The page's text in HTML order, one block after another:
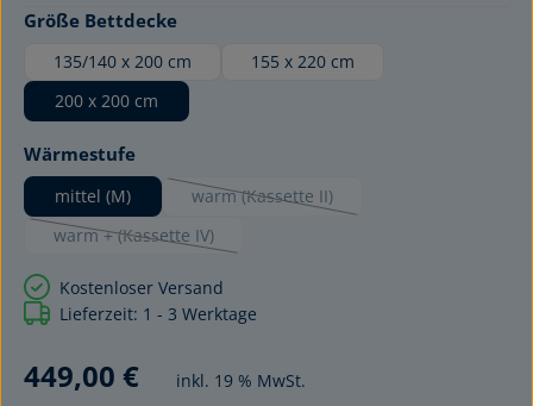
Größe Bettdeckeauswählen
135/140 x 200 cm
155 x 220 cm
200 x 200 cm
Wärmestufeauswählen
mittel (M) warm (Kassette II)
(Diese Option ist zurzeit nicht verfügbar.)
warm + (Kassette IV)
(Diese Option ist zurzeit nicht verfügbar.)
Kostenloser Versand
Lieferzeit: 1 - 3 Werktage
449,00 € inkl. 19 % MwSt.